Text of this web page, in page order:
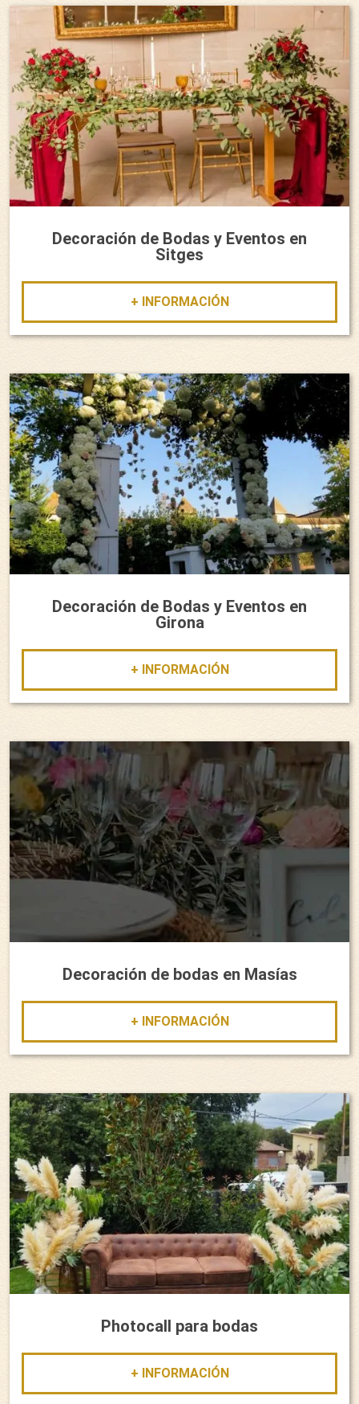
Decoración de Bodas y Eventos en
Sitges
+ INFORMACIÓN
Decoración de Bodas y Eventos en
Girona
+ INFORMACIÓN
Decoración de bodas en Masías
+ INFORMACIÓN
Photocall para bodas
+ INFORMACIÓN